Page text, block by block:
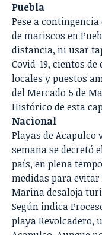
Puebla
Pese a
de mariscos en
distancia, ni usar
Covid-19, cientos
locales y puestos
del Mercado 5 de
Histórico de esta
Nacional
Playas de
semana se decretó
país, en plena
medidas para evitar
Marina desaloja
Según indica
playa Revolcadero,